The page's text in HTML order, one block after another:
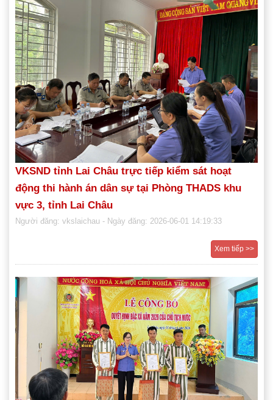
VKSND tỉnh Lai Châu trực tiếp kiểm sát hoạt
động thi hành án dân sự tại Phòng THADS khu
vực 3, tỉnh Lai Châu
Người đăng: vkslaichau - Ngày đăng: 2026-06-01 14:19:33
Xem tiếp >>